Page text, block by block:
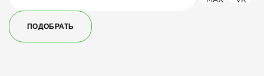
ПОДОБРАТЬ